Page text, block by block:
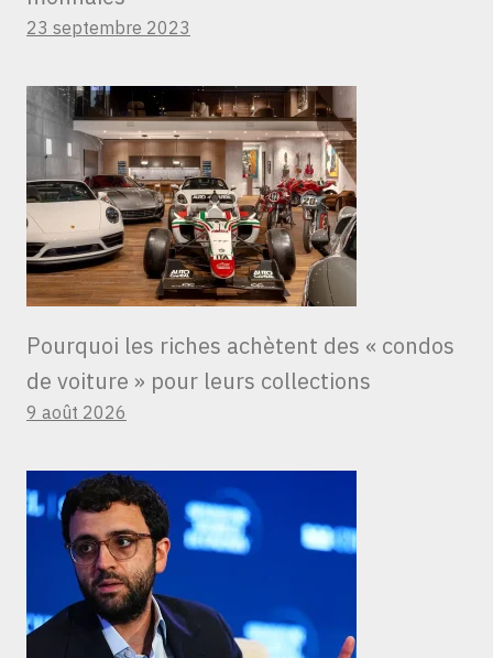
23 septembre 2023
Pourquoi les riches achètent des « condos
de voiture » ​​pour leurs collections
9 août 2026